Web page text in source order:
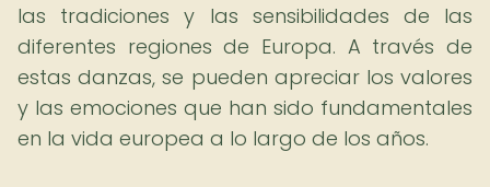
las tradiciones y las sensibilidades de las
diferentes regiones de Europa. A través de
estas danzas, se pueden apreciar los valores
y las emociones que han sido fundamentales
en la vida europea a lo largo de los años.